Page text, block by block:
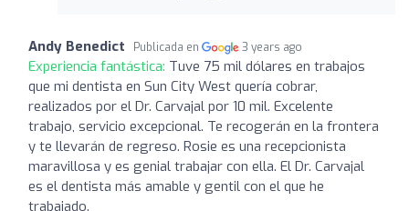
Andy Benedict Publicada en 3 years ago
Experiencia fantástica: Tuve 75 mil dólares en trabajos
que mi dentista en Sun City West quería cobrar,
realizados por el Dr. Carvajal por 10 mil. Excelente
trabajo, servicio excepcional. Te recogerán en la frontera
y te llevarán de regreso. Rosie es una recepcionista
maravillosa y es genial trabajar con ella. El Dr. Carvajal
es el dentista más amable y gentil con el que he
trabajado.